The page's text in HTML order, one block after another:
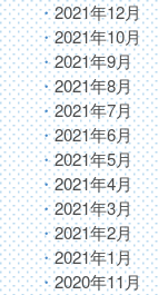
2021年12月
2021年10月
2021年9月
2021年8月
2021年7月
2021年6月
2021年5月
2021年4月
2021年3月
2021年2月
2021年1月
2020年11月